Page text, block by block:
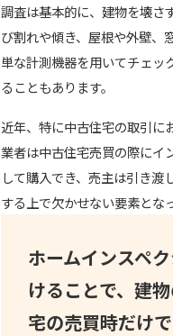
調査は基本的に、建物を壊さ
び割れや傾き、屋根や外壁、
単な計測機器を用いてチェッ
ることもあります。
近年、特に中古住宅の取引に
業者は中古住宅売買の際にイ
して購入でき、売主は引き
する上で欠かせない要素とな
ホームインスペ
けることで、建
宅の売買時だけ